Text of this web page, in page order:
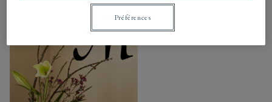
Préférences